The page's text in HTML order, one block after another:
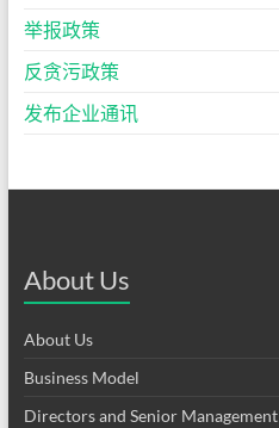
举报政策
反贪污政策
发布企业通讯
About Us
About Us
Business Model
Directors and Senior Management